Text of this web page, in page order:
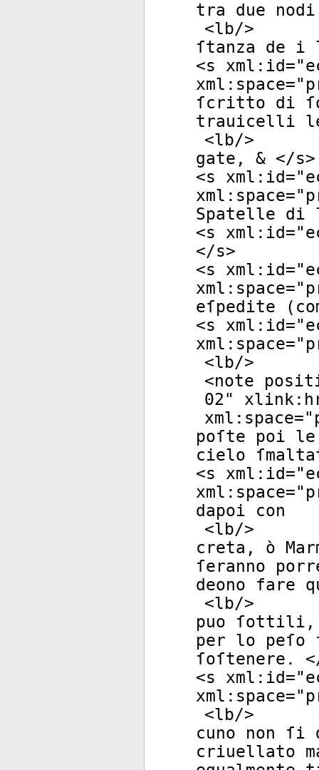
tra due
<lb/>
ſtanza de i
<s xml:id="
xml:space="
ſcritto di
trauicelli
<lb/>
gate, & </s>
<s xml:id="
xml:space="
Spatelle di
<s xml:id="
</s>
<s xml:id="
xml:space="
eſpedite
<s xml:id="
xml:space="
<lb/>
<note
02"
xml:space="
poſte poi
cielo
<s xml:id="
xml:space="
dapoi con
<lb/>
creta, ò
ſeranno
deono fare
<lb/>
puo ſottili,
per lo peſo
ſoſtenere.
<s xml:id="
xml:space="
<lb/>
cuno non ſi
criuellato